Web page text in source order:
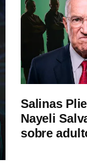
Salinas
Nayeli
sobre